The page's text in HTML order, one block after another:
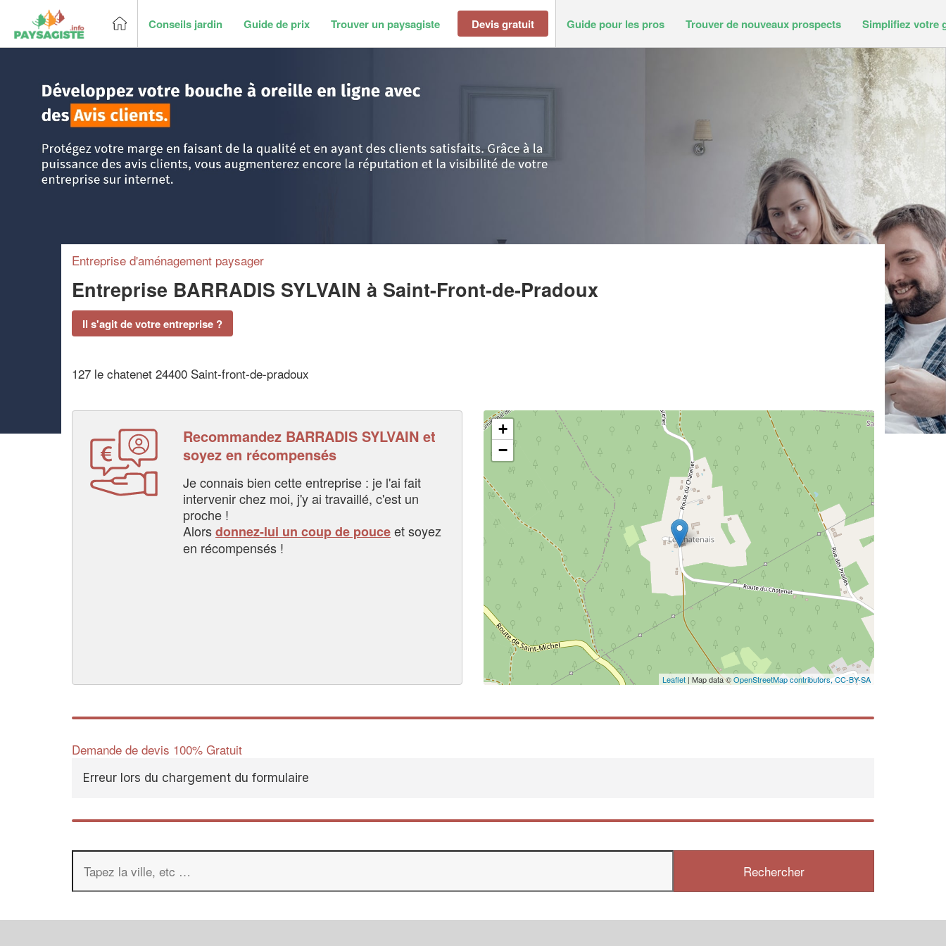
Conseils jardin Guide de prix Trouver un paysagiste Devis gratuit Guide pour les pros Trouver de nouveaux prospects Simplifiez votre
Entreprise d'aménagement paysager
Entreprise BARRADIS SYLVAIN à Saint-Front-de-Pradoux
Il s'agit de votre entreprise ?
127 le chatenet 24400 Saint-front-de-pradoux
Recommandez BARRADIS SYLVAIN et
soyez en récompensés
Je connais bien cette entreprise : je l'ai fait
intervenir chez moi, j'y ai travaillé, c'est un
proche !
Alorsdonnez-lui un coup de pouceet soyez
en récompensés !
+
−
Leaflet | Map data ©OpenStreetMap contributors,CC-BY-SA
Demande de devis 100% Gratuit
Erreur lors du chargement du formulaire
✕
Vous êtes un
professionnel ?
Augmentez votrechiffre d'affaires
vos
margestout en gagnant de
nouveaux clients
!
En savoir plus